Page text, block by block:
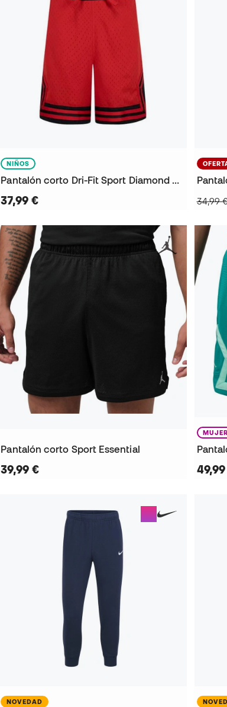
NIÑOS
Pantalón corto Dri-Fit Sport Diamond Niño
37,99 €
34,99
Pantalón corto Sport Essential
39,99 €
MUJER
NOVEDAD